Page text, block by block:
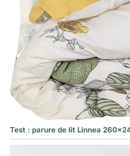
Test : parure de lit Linnea